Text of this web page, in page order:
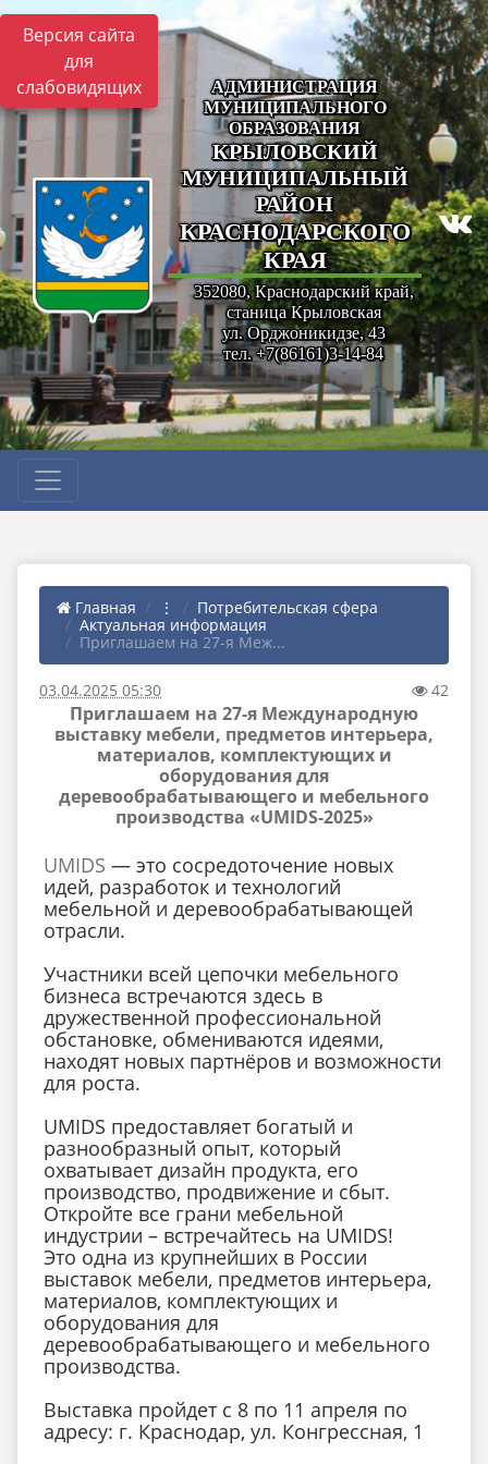
Версия сайта
для
слабовидящих
АДМИНИСТРАЦИЯ
МУНИЦИПАЛЬНОГО
ОБРАЗОВАНИЯ
КРЫЛОВСКИЙ
МУНИЦИПАЛЬНЫЙ
РАЙОН
КРАСНОДАРСКОГО
КРАЯ
352080, Краснодарский край,
станица Крыловская
ул. Орджоникидзе, 43
тел. +7(86161)3-14-84
Главная ⋮
Потребительская сфера
Актуальная информация
Приглашаем на 27-я Меж...
03.04.2025 05:30 42
Приглашаем на 27-я Международную
выставку мебели, предметов интерьера,
материалов, комплектующих и
оборудования для
деревообрабатывающего и мебельного
производства «UMIDS-2025»
UMIDS — это сосредоточение новых
идей, разработок и технологий
мебельной и деревообрабатывающей
отрасли.
Участники всей цепочки мебельного
бизнеса встречаются здесь в
дружественной профессиональной
обстановке, обмениваются идеями,
находят новых партнёров и возможности
для роста.
UMIDS предоставляет богатый и
разнообразный опыт, который
охватывает дизайн продукта, его
производство, продвижение и сбыт.
Откройте все грани мебельной
индустрии – встречайтесь на UMIDS!
Это одна из крупнейших в России
выставок мебели, предметов интерьера,
материалов, комплектующих и
оборудования для
деревообрабатывающего и мебельного
производства.
Выставка пройдет с 8 по 11 апреля по
адресу: г. Краснодар, ул. Конгрессная, 1